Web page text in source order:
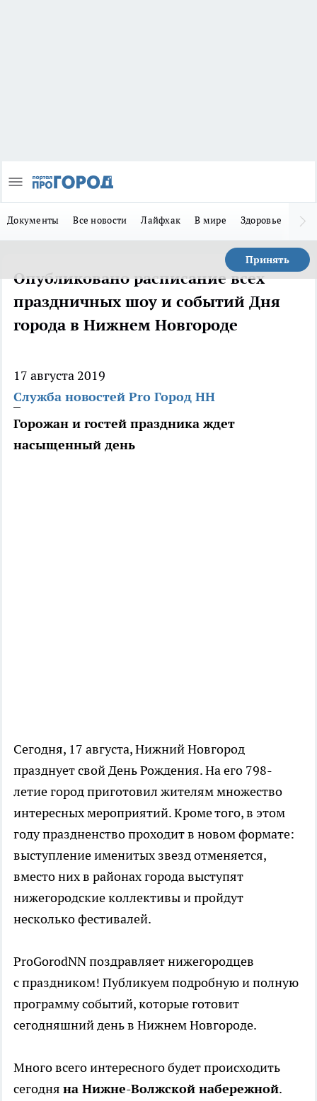
Документы Все новости Лайфхак В мире Здоровье
Принять
Опубликовано расписание всех
праздничных шоу и событий Дня
города в Нижнем Новгороде
17 августа 2019
Служба новостей Pro Город НН
Горожан и гостей праздника ждет
насыщенный день
Сегодня, 17 августа, Нижний Новгород
празднует свой День Рождения. На его 798-
летие город приготовил жителям множество
интересных мероприятий. Кроме того, в этом
году праздненство проходит в новом формате:
выступление именитых звезд отменяется,
вместо них в районах города выступят
нижегородские коллективы и пройдут
несколько фестивалей.
ProGorodNN поздравляет нижегородцев
с праздником! Публикуем подробную и полную
программу событий, которые готовит
сегодняшний день в Нижнем Новгороде.
Много всего интересного будет происходить
сегодня на Нижне-Волжской набережной.